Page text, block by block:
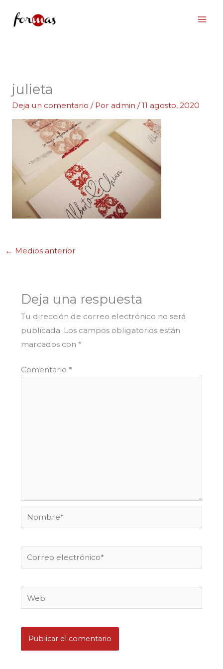
julieta
Deja un comentario / Por admin /11 agosto, 2020
← Medios anterior
Deja una respuesta
Tu dirección de correo electrónico no será
publicada. Los campos obligatorios están
marcados con *
Comentario *
Nombre*
Correo
electrónico*
Web